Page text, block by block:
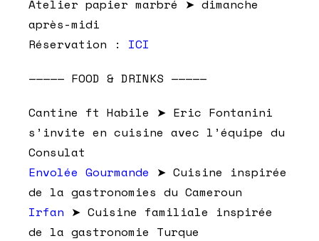
Atelier papier marbré ➤ dimanche
après-midi
Réservation : ICI
————— FOOD & DRINKS —————
Cantine ft Habile ➤ Eric Fontanini
s’invite en cuisine avec l’équipe du
Consulat
Envolée Gourmande ➤ Cuisine inspirée
de la gastronomies du Cameroun
Irfan ➤ Cuisine familiale inspirée
de la gastronomie Turque